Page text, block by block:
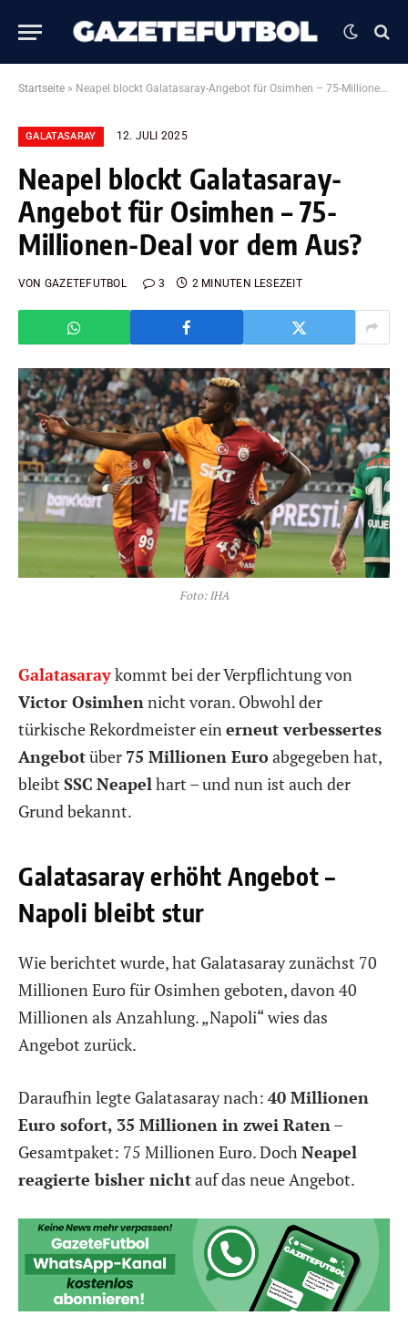
Startseite » Neapel blockt Galatasaray-Angebot für Osimhen – 75-Millionen-Deal vor dem Aus?
GALATASARAY 12. JULI 2025
Neapel blockt Galatasaray-
Angebot für Osimhen – 75-
Millionen-Deal vor dem Aus?
VON GAZETEFUTBOL 3 2 MINUTEN LESEZEIT
Foto: IHA
Galatasaraykommt bei der Verpflichtung von
Victor Osimhen nicht voran. Obwohl der
türkische Rekordmeister ein erneut verbessertes
Angebotüber 75 Millionen Euroabgegeben hat,
bleibt SSC Neapel hart – und nun ist auch der
Grund bekannt.
Galatasaray erhöht Angebot –
Napoli bleibt stur
Wie berichtet wurde, hat Galatasaray zunächst 70
Millionen Euro für Osimhen geboten, davon 40
Millionen als Anzahlung. „Napoli“ wies das
Angebot zurück.
Daraufhin legte Galatasaray nach: 40 Millionen
Euro sofort, 35 Millionen in zwei Raten–
Gesamtpaket: 75 Millionen Euro. DochNeapel
reagierte bisher nichtauf das neue Angebot.